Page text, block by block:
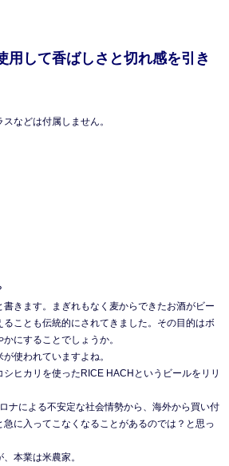
用して香ばしさと切れ感を引き
などは付属しません。
書きます。まぎれもなく麦からできたお酒がビー
ことも伝統的にされてきました。その目的はボ
にすることでしょうか。
使われていますよね。
ヒカリを使ったRICE HACHというビールをリリ
ナによる不安定な社会情勢から、海外から買い付
に入ってこなくなることがあるのでは？と思っ
本業は米農家。